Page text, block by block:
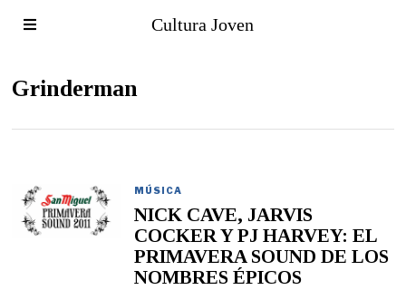
Cultura Joven
Grinderman
MÚSICA
NICK CAVE, JARVIS
COCKER Y PJ HARVEY: EL
PRIMAVERA SOUND DE LOS
NOMBRES ÉPICOS